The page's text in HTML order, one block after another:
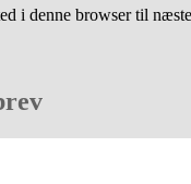
i denne browser til